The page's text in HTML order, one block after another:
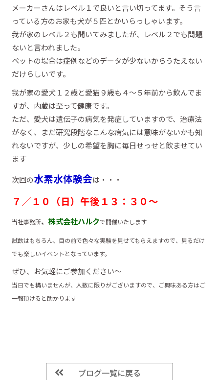
メーカーさんはレベル１で良いと言い切ってます。そう言
っている方のお家も犬が５匹とかいらっしゃいます。
我が家のレベル２も聞いてみましたが、レベル２でも問題
ないと言われました。
ペットの場合は症例などのデータが少ないからうたえない
だけらしいです。
我が家の愛犬１２歳と愛猫９歳も４～５年前から飲んでま
すが、内蔵は至って健康です。
ただ、愛犬は遺伝子の病気を発症していますので、治療法
がなく、まだ研究段階なこんな病気には意味がないかも知
れないですが、少しの希望を胸に毎日せっせと飲ませてい
ます
次回の水素水体験会は・・・
７／１０（日）午後１３：３０～
当社事務所、 株式会社ハルクで開催いたします
試飲はもちろん、目の前で色々な実験を見せてもらえますので、見るだけ
でも楽しいイベントとなっています。
ぜひ、お気軽にご参加ください～
当日でも構いませんが、人数に限りがございますので、ご興味ある方はご
一報頂けると助かります
ブログ一覧に戻る